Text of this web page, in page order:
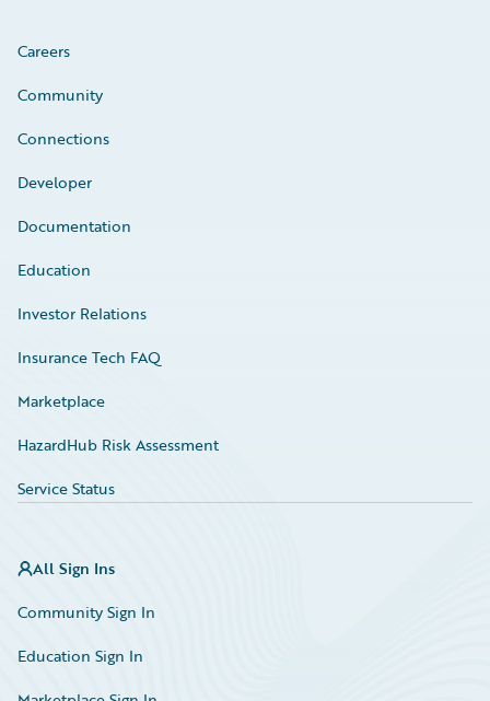
Careers
Community
Connections
Developer
Documentation
Education
Investor Relations
Insurance Tech FAQ
Marketplace
HazardHub Risk Assessment
Service Status
All Sign Ins
Community Sign In
Education Sign In